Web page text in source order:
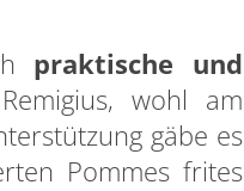
praktische und
wohl am
gäbe es
Pommes frites